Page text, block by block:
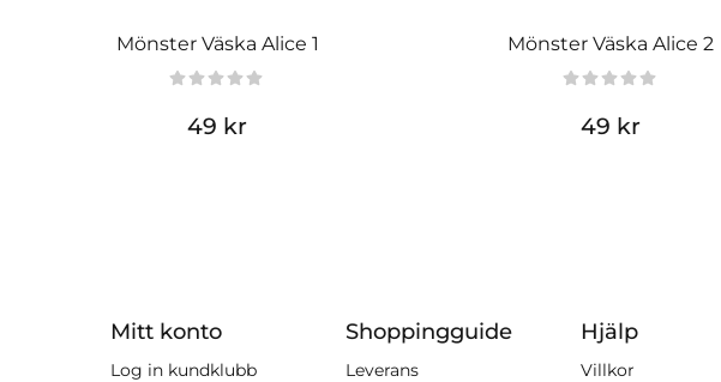
Mönster Väska Alice 1
49 kr
Mönster Väska Alice 2
49 kr
Mitt konto
Log in kundklubb
Shoppingguide
Leverans
Hjälp
Villkor